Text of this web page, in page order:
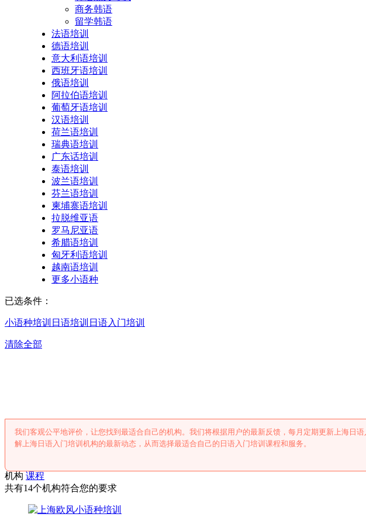
商务韩语
留学韩语
法语培训
德语培训
意大利语培训
西班牙语培训
俄语培训
阿拉伯语培训
葡萄牙语培训
汉语培训
荷兰语培训
瑞典语培训
广东话培训
泰语培训
波兰语培训
芬兰语培训
柬埔寨语培训
拉脱维亚语
罗马尼亚语
希腊语培训
匈牙利语培训
越南语培训
更多小语种
已选条件：
小语种培训 日语培训 日语入门培训
清除全部
我们客观公平地评价，让您找到最适合自己的机构。我们将根据用户的最新反馈，每月定期更新上海日
解上海日语入门培训机构的最新动态，从而选择最适合自己的日语入门培训课程和服务。
机构 课程
共有14个机构符合您的要求